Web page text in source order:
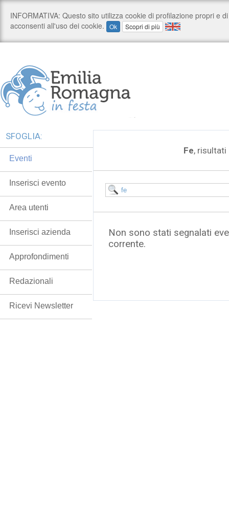
Fe, risultati
Non sono stati segnalati
corrente.
SFOGLIA:
Eventi
Inserisci evento
Area utenti
Inserisci azienda
Approfondimenti
Redazionali
Ricevi Newsletter